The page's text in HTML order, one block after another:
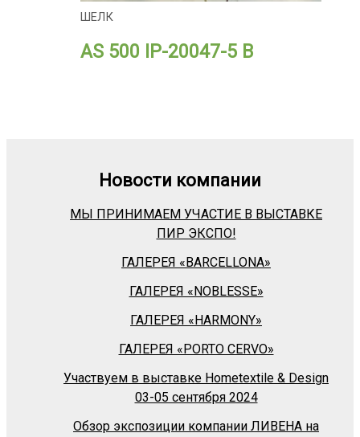
ШЕЛК
AS 500 IP-20047-5 В
Новости компании
МЫ ПРИНИМАЕМ УЧАСТИЕ В ВЫСТАВКЕ
ПИР ЭКСПО!
ГАЛЕРЕЯ «BARСELLONA»
ГАЛЕРЕЯ «NOBLESSE»
ГАЛЕРЕЯ «HARMONY»
ГАЛЕРЕЯ «PORTO CERVO»
Участвуем в выставке Hometextile & Design
03-05 сентября 2024
Обзор экспозиции компании ЛИВЕНА на